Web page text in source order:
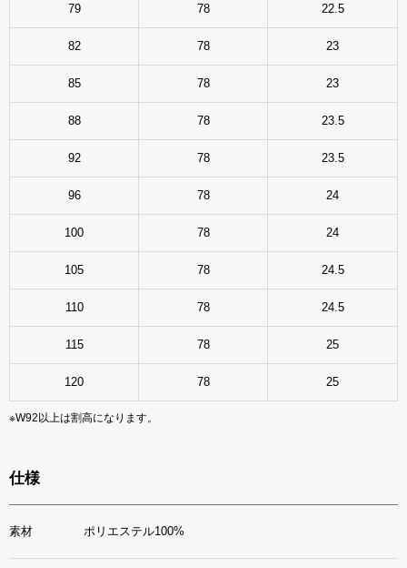
79 78 22.5
82 78 23
85 78 23
88 78 23.5
92 78 23.5
96 78 24
100 78 24
105 78 24.5
110 78 24.5
115 78 25
120 78 25
※W92以上は割高になります。
仕様
素材 ポリエステル100%